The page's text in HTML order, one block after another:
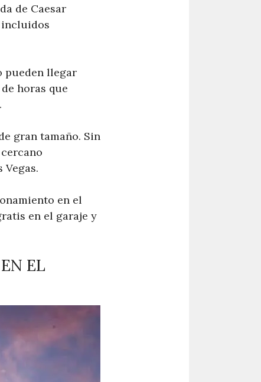
de Caesar
incluidos
pueden llegar
horas que
gran tamaño. Sin
en el
en el garaje y
EL